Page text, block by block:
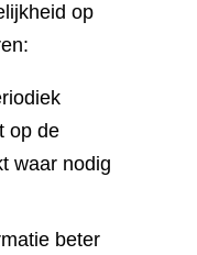
op
op de
waar nodig
beter